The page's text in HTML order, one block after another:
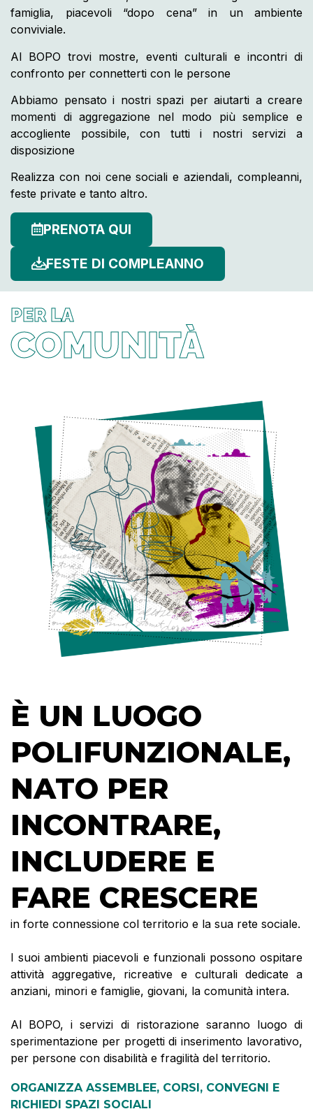
famiglia, piacevoli “dopo cena” in un ambiente
conviviale.
Al BOPO trovi mostre, eventi culturali e incontri di
confronto per connetterti con le persone
Abbiamo pensato i nostri spazi per aiutarti a creare
momenti di aggregazione nel modo più semplice e
accogliente possibile, con tutti i nostri servizi a
disposizione
Realizza con noi cene sociali e aziendali, compleanni,
feste private e tanto altro.
PRENOTA QUI
FESTE DI COMPLEANNO
PER LA
COMUNITÀ
È UN LUOGO
POLIFUNZIONALE,
NATO PER
INCONTRARE,
INCLUDERE E
FARE CRESCERE
in forte connessione col territorio e la sua rete sociale.
I suoi ambienti piacevoli e funzionali possono ospitare
attività aggregative, ricreative e culturali dedicate a
anziani, minori e famiglie, giovani, la comunità intera.
Al BOPO, i servizi di ristorazione saranno luogo di
sperimentazione per progetti di inserimento lavorativo,
per persone con disabilità e fragilità del territorio.
ORGANIZZA ASSEMBLEE, CORSI, CONVEGNI E
RICHIEDI SPAZI SOCIALI